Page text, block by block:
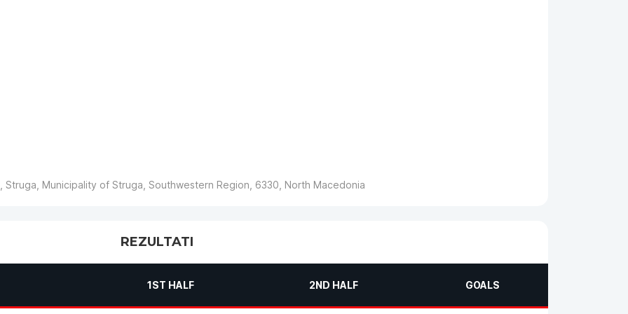
Struga, Municipality of Struga, Southwestern Region, 6330, North Macedonia
REZULTATI
1ST HALF 2ND HALF GOALS